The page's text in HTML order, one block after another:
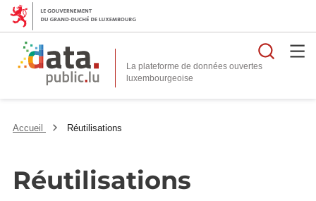
La plateforme de données ouvertes
Accueil Réutilisations
Réutilisations